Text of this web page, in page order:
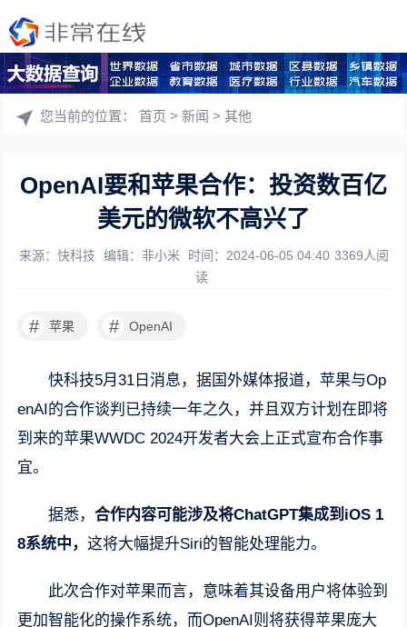
您当前的位置：首页 >新闻 >其他
OpenAI要和苹果合作：投资数百亿
美元的微软不高兴了
来源：快科技 编辑：非小米 时间：2024-06-05 04:40 3369人阅
读
# 苹果 # OpenAI
快科技5月31日消息，据国外媒体报道，苹果与Op
enAI的合作谈判已持续一年之久，并且双方计划在即将
到来的苹果WWDC 2024开发者大会上正式宣布合作事
宜。
据悉，合作内容可能涉及将ChatGPT集成到iOS 1
8系统中，这将大幅提升Siri的智能处理能力。
此次合作对苹果而言，意味着其设备用户将体验到
更加智能化的操作系统，而OpenAI则将获得苹果庞大